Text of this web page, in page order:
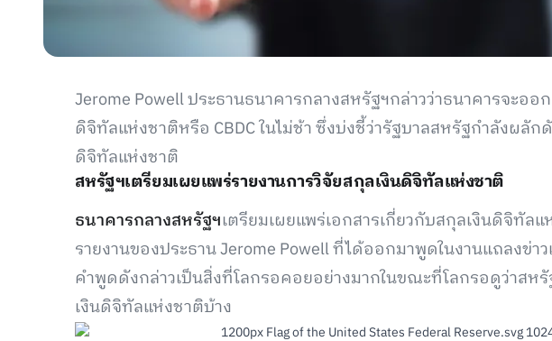
Jerome Powell ประธานธนาคารกลางสหรัฐฯกล่าวว่าธนาคารจะออ
ดิจิทัลแห่งชาติหรือ CBDC ในไม่ช้า ซึ่งบ่งชี้ว่ารัฐบาลสหรัฐกำลังผลัก
ดิจิทัลแห่งชาติ
สหรัฐฯเตรียมเผยแพร่รายงานการวิจัยสกุลเงินดิจิทัลแห่งชาติ
ธนาคารกลางสหรัฐฯเตรียมเผยแพร่เอกสารเกี่ยวกับสกุลเงินดิจิทัลแ
รายงานของประธาน Jerome Powell ที่ได้ออกมาพูดในงานแถลงข่า
คำพูดดังกล่าวเป็นสิ่งที่โลกรอคอยอย่างมากในขณะที่โลกรอดูว่าสหรั
เงินดิจิทัลแห่งชาติบ้าง